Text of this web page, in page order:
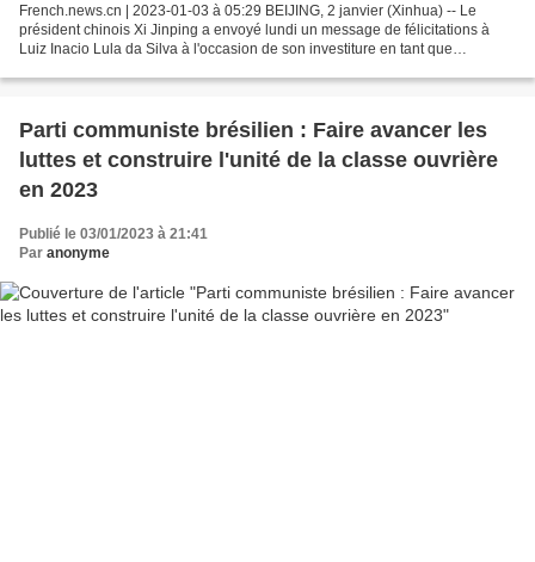
French.news.cn | 2023-01-03 à 05:29 BEIJING, 2 janvier (Xinhua) -- Le
président chinois Xi Jinping a envoyé lundi un message de félicitations à
Luiz Inacio Lula da Silva à l'occasion de son investiture en tant que
Parti communiste brésilien : Faire avancer les
luttes et construire l'unité de la classe ouvrière
en 2023
Publié le 03/01/2023 à 21:41
Par anonyme